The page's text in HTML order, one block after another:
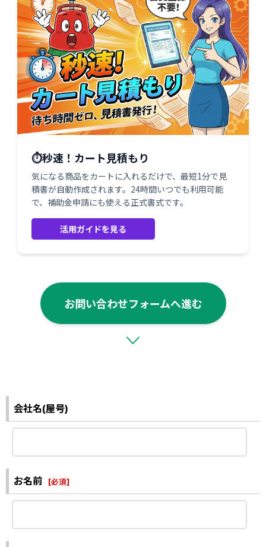
⏱️秒速！カート見積もり
気になる商品をカートに入れるだけで、最短1分で見
積書が自動作成されます。24時間いつでも利用可能
で、補助金申請にも使える正式書式です。
活用ガイドを見る
お問い合わせフォームへ進む
会社名(屋号)
お名前 [必須]